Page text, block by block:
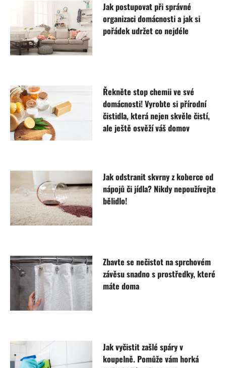
Jak postupovat při správné
organizaci domácnosti a jak si
pořádek udržet co nejdéle
Řekněte stop chemii ve své
domácnosti! Vyrobte si přírodní
čistidla, která nejen skvěle čistí,
ale ještě osvěží váš domov
Jak odstranit skvrny z koberce od
nápojů či jídla? Nikdy nepoužívejte
bělidlo!
Zbavte se nečistot na sprchovém
závěsu snadno s prostředky, které
máte doma
Jak vyčistit zašlé spáry v
koupelně. Pomůže vám horká